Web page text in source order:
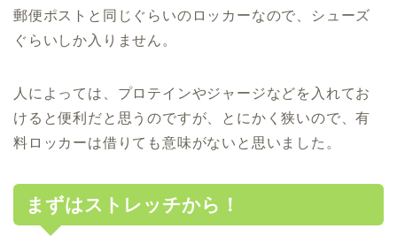
郵便ポストと同じぐらいのロッカーなので、シューズ
ぐらいしか入りません。
人によっては、プロテインやジャージなどを入れてお
けると便利だと思うのですが、とにかく狭いので、有
料ロッカーは借りても意味がないと思いました。
まずはストレッチから！